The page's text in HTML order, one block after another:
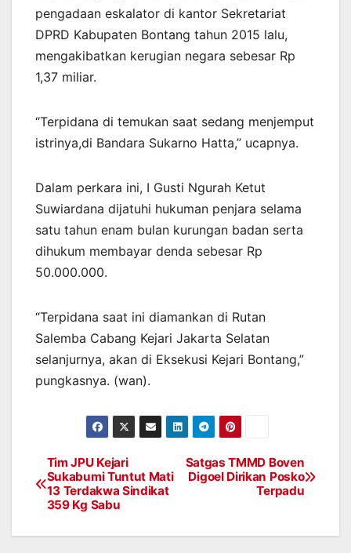
pengadaan eskalator di kantor Sekretariat
DPRD Kabupaten Bontang tahun 2015 lalu,
mengakibatkan kerugian negara sebesar Rp
1,37 miliar.
“Terpidana di temukan saat sedang menjemput
istrinya,di Bandara Sukarno Hatta,” ucapnya.
Dalam perkara ini, I Gusti Ngurah Ketut
Suwiardana dijatuhi hukuman penjara selama
satu tahun enam bulan kurungan badan serta
dihukum membayar denda sebesar Rp
50.000.000.
“Terpidana saat ini diamankan di Rutan
Salemba Cabang Kejari Jakarta Selatan
selanjurnya, akan di Eksekusi Kejari Bontang,”
pungkasnya. (wan).
Post
navigation
Satgas TMMD Boven
Digoel Dirikan Posko
Terpadu
Tim JPU Kejari
Sukabumi Tuntut Mati
13 Terdakwa Sindikat
359 Kg Sabu